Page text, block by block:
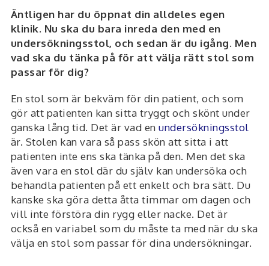
Äntligen har du öppnat din alldeles egen
klinik. Nu ska du bara inreda den med en
undersökningsstol, och sedan är du igång. Men
vad ska du tänka på för att välja rätt stol som
passar för dig?
En stol som är bekväm för din patient, och som
gör att patienten kan sitta tryggt och skönt under
ganska lång tid. Det är vad enundersökningsstol
är. Stolen kan vara så pass skön att sitta i att
patienten inte ens ska tänka på den. Men det ska
även vara en stol där du själv kan undersöka och
behandla patienten på ett enkelt och bra sätt. Du
kanske ska göra detta åtta timmar om dagen och
vill inte förstöra din rygg eller nacke. Det är
också en variabel som du måste ta med när du ska
välja en stol som passar för dina undersökningar.